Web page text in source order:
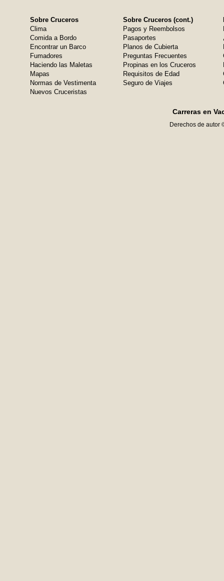
Sobre Cruceros
Clima
Comida a Bordo
Encontrar un Barco
Fumadores
Haciendo las Maletas
Mapas
Normas de Vestimenta
Nuevos Cruceristas
Sobre Cruceros (cont.)
Pagos y Reembolsos
Pasaportes
Planos de Cubierta
Preguntas Frecuentes
Propinas en los Cruceros
Requisitos de Edad
Seguro de Viajes
Carreras en
Derechos de autor